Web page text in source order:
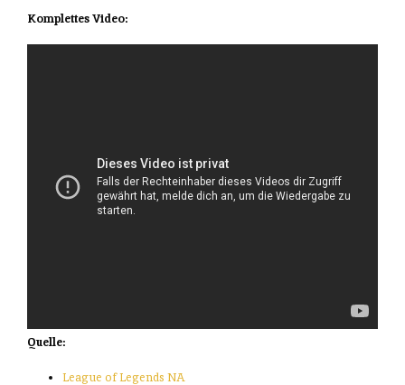
Komplettes Video:
Quelle:
League of Legends NA